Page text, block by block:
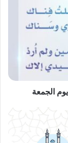
الجمعة